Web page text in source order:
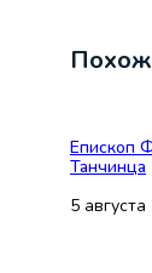
Епископ
Танчинца
5